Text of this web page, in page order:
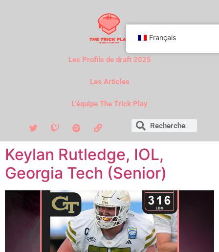
Les Profils de draft 2025
Les Articles
L'équipe The Trick Play
Keylan Rutledge, IOL,
Georgia Tech (Senior)
Français